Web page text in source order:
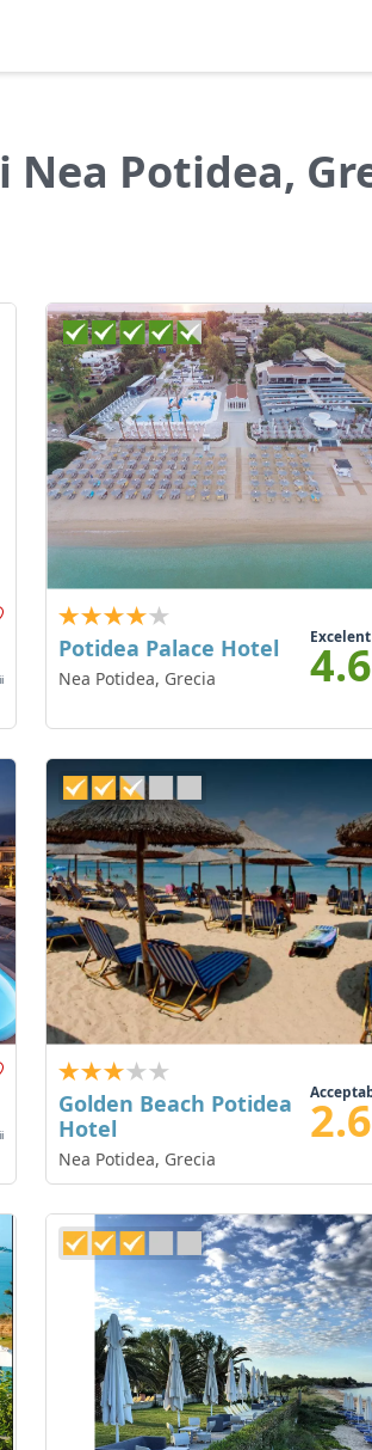
Potidea,
Potidea Palace Hotel
Nea Potidea, Grecia
Excelent
4.6
Golden Beach Potidea
Hotel
Nea Potidea, Grecia
2.6